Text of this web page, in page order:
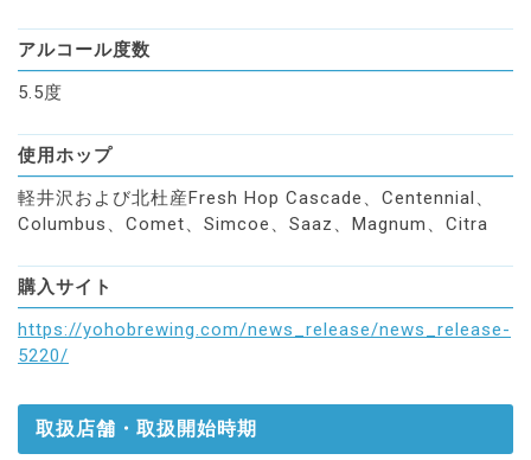
アルコール度数
5.5度
使用ホップ
軽井沢および北杜産Fresh Hop Cascade、Centennial、
Columbus、Comet、Simcoe、Saaz、Magnum、Citra
購入サイト
https://yohobrewing.com/news_release/news_release-
5220/
取扱店舗・取扱開始時期